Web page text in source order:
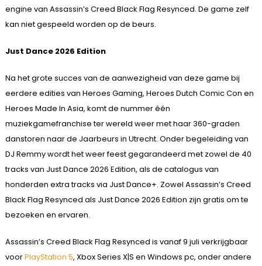
engine van Assassin’s Creed Black Flag Resynced. De game zelf
kan niet gespeeld worden op de beurs.
Just Dance 2026 Edition
Na het grote succes van de aanwezigheid van deze game bij
eerdere edities van Heroes Gaming, Heroes Dutch Comic Con en
Heroes Made In Asia, komt de nummer één
muziekgamefranchise ter wereld weer met haar 360-graden
danstoren naar de Jaarbeurs in Utrecht. Onder begeleiding van
DJ Remmy wordt het weer feest gegarandeerd met zowel de 40
tracks van Just Dance 2026 Edition, als de catalogus van
honderden extra tracks via Just Dance+. ​Zowel Assassin’s Creed
Black Flag Resynced als Just Dance 2026 Edition zijn gratis om te
bezoeken en ervaren.
Assassin’s Creed Black Flag Resynced is vanaf 9 juli verkrijgbaar
voorPlayStation 5, Xbox Series X|S en Windows pc, onder andere